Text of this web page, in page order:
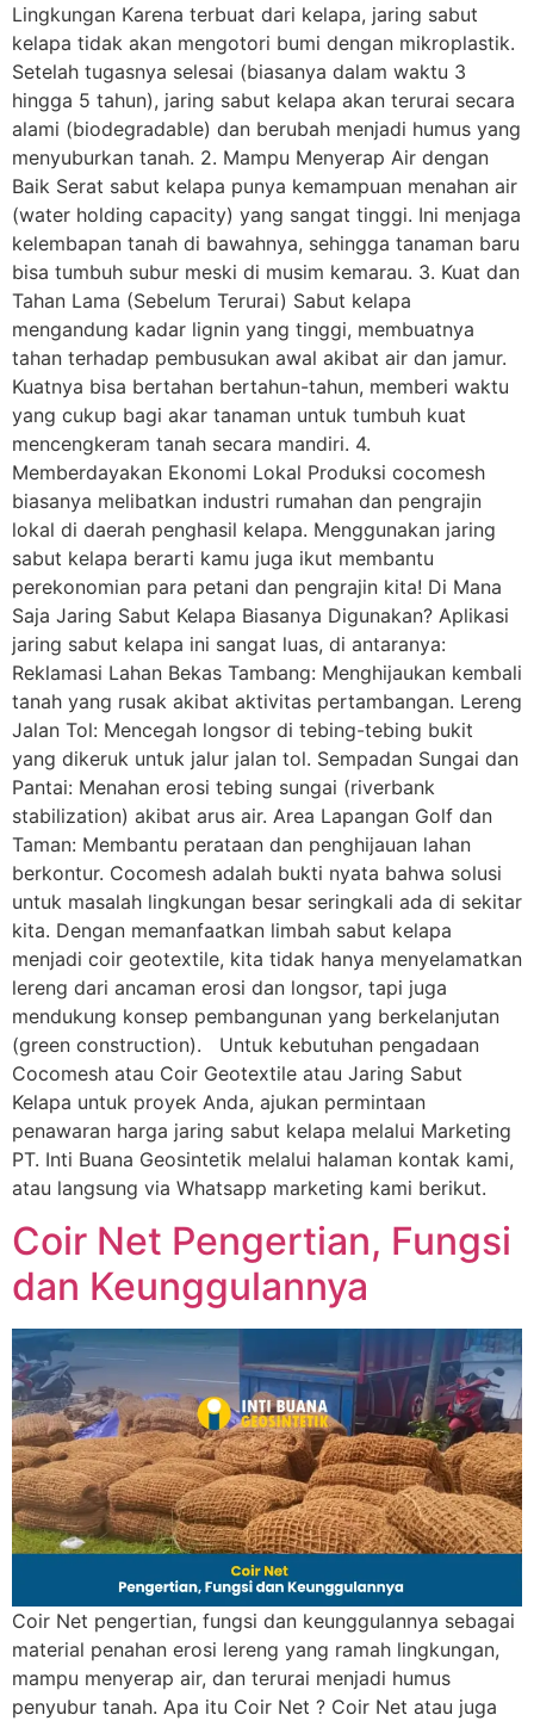
Lingkungan Karena terbuat dari kelapa, jaring sabut
kelapa tidak akan mengotori bumi dengan mikroplastik.
Setelah tugasnya selesai (biasanya dalam waktu 3
hingga 5 tahun), jaring sabut kelapa akan terurai secara
alami (biodegradable) dan berubah menjadi humus yang
menyuburkan tanah. 2. Mampu Menyerap Air dengan
Baik Serat sabut kelapa punya kemampuan menahan air
(water holding capacity) yang sangat tinggi. Ini menjaga
kelembapan tanah di bawahnya, sehingga tanaman baru
bisa tumbuh subur meski di musim kemarau. 3. Kuat dan
Tahan Lama (Sebelum Terurai) Sabut kelapa
mengandung kadar lignin yang tinggi, membuatnya
tahan terhadap pembusukan awal akibat air dan jamur.
Kuatnya bisa bertahan bertahun-tahun, memberi waktu
yang cukup bagi akar tanaman untuk tumbuh kuat
mencengkeram tanah secara mandiri. 4.
Memberdayakan Ekonomi Lokal Produksi cocomesh
biasanya melibatkan industri rumahan dan pengrajin
lokal di daerah penghasil kelapa. Menggunakan jaring
sabut kelapa berarti kamu juga ikut membantu
perekonomian para petani dan pengrajin kita! Di Mana
Saja Jaring Sabut Kelapa Biasanya Digunakan? Aplikasi
jaring sabut kelapa ini sangat luas, di antaranya:
Reklamasi Lahan Bekas Tambang: Menghijaukan kembali
tanah yang rusak akibat aktivitas pertambangan. Lereng
Jalan Tol: Mencegah longsor di tebing-tebing bukit
yang dikeruk untuk jalur jalan tol. Sempadan Sungai dan
Pantai: Menahan erosi tebing sungai (riverbank
stabilization) akibat arus air. Area Lapangan Golf dan
Taman: Membantu perataan dan penghijauan lahan
berkontur. Cocomesh adalah bukti nyata bahwa solusi
untuk masalah lingkungan besar seringkali ada di sekitar
kita. Dengan memanfaatkan limbah sabut kelapa
menjadi coir geotextile, kita tidak hanya menyelamatkan
lereng dari ancaman erosi dan longsor, tapi juga
mendukung konsep pembangunan yang berkelanjutan
(green construction). Untuk kebutuhan pengadaan
Cocomesh atau Coir Geotextile atau Jaring Sabut
Kelapa untuk proyek Anda, ajukan permintaan
penawaran harga jaring sabut kelapa melalui Marketing
PT. Inti Buana Geosintetik melalui halaman kontak kami,
atau langsung via Whatsapp marketing kami berikut.
Coir Net Pengertian, Fungsi
dan Keunggulannya
Coir Net pengertian, fungsi dan keunggulannya sebagai
material penahan erosi lereng yang ramah lingkungan,
mampu menyerap air, dan terurai menjadi humus
penyubur tanah. Apa itu Coir Net ? Coir Net atau juga